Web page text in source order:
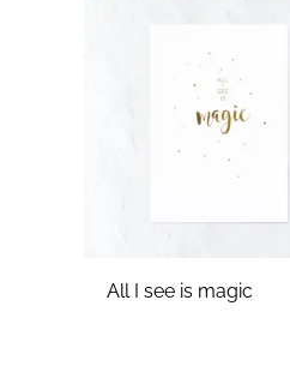
All I see is magic